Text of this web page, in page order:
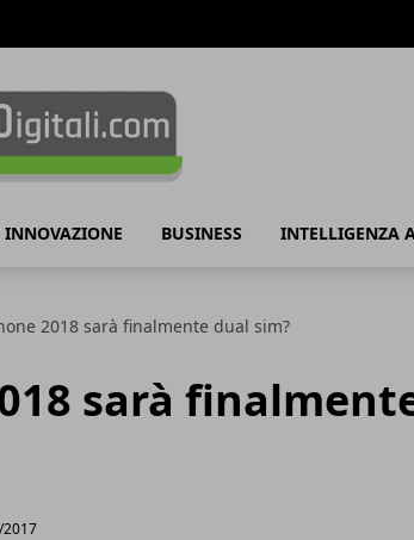
INNOVAZIONE BUSINESS INTELLIGENZA
2018 sarà finalmente dual sim?
sarà